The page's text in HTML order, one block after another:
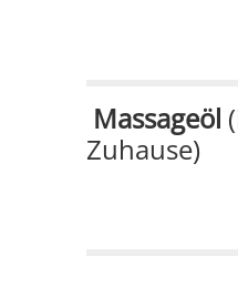
Massageöl
Zuhause)